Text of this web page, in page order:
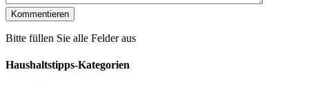
Bitte füllen Sie alle Felder aus
Haushaltstipps-Kategorien